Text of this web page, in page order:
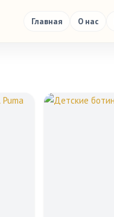
Главная О нас